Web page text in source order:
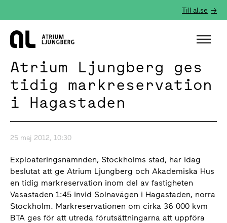
Till al.se
Hem
Atrium Ljungberg ges
tidig markreservation
i Hagastaden
25 maj 2012, 10:30
Exploateringsnämnden, Stockholms stad, har idag
beslutat att ge Atrium Ljungberg och Akademiska Hus
en tidig markreservation inom del av fastigheten
Vasastaden 1:45 invid Solnavägen i Hagastaden, norra
Stockholm. Markreservationen om cirka 36 000 kvm
BTA ges för att utreda förutsättningarna att uppföra